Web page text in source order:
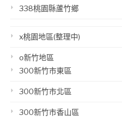
338桃園縣蘆竹鄉
x桃園地區(整理中)
o新竹地區
300新竹市東區
300新竹市北區
300新竹市香山區